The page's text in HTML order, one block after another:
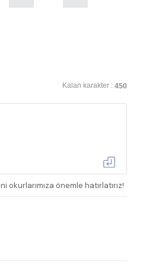
Kalan karakter : 450
önemle hatırlatırız!